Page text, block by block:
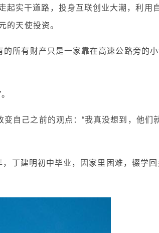
起实干道路，投身互联创业大潮，利用
的天使投资。
所有财产只是一家靠在高速公路旁的小
自己之前的观点：“我真没想到，他们
丁建明初中毕业，因家里困难，辍学回